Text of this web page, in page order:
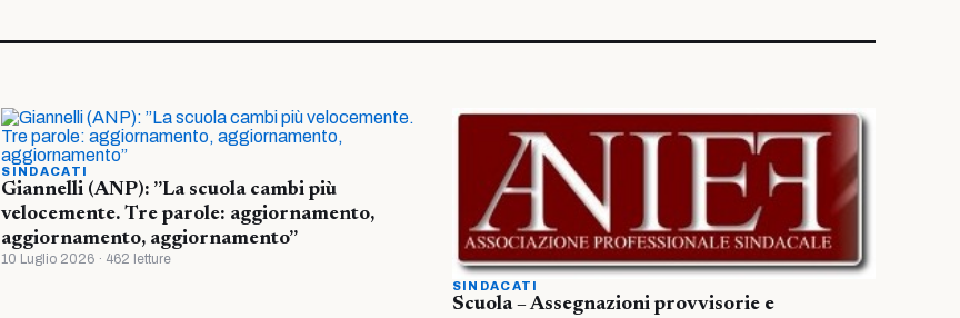
SINDACATI
Giannelli (ANP): ”La scuola cambi più
velocemente. Tre parole: aggiornamento,
aggiornamento, aggiornamento”
10 Luglio 2026 · 462 letture
SINDACATI
Scuola – Assegnazioni provvisorie e